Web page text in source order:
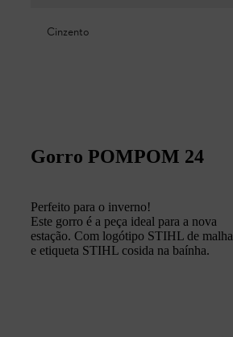
Cinzento
Gorro POMPOM 24
Perfeito para o inverno!
Este gorro é a peça ideal para a nova
estação. Com logótipo STIHL de malha
e etiqueta STIHL cosida na baínha.